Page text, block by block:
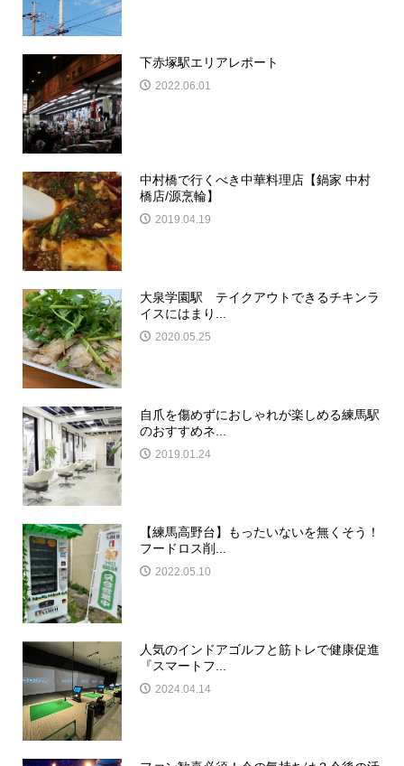
下赤塚駅エリアレポート
2022.06.01
中村橋で行くべき中華料理店【鍋家 中村
橋店/源烹輪】
2019.04.19
大泉学園駅 テイクアウトできるチキンラ
イスにはまり...
2020.05.25
自爪を傷めずにおしゃれが楽しめる練馬駅
のおすすめネ...
2019.01.24
【練馬高野台】もったいないを無くそう！
フードロス削...
2022.05.10
人気のインドアゴルフと筋トレで健康促進
『スマートフ...
2024.04.14